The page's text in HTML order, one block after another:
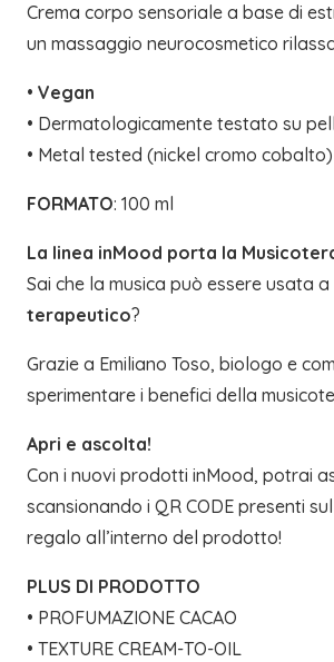
Crema corpo sensoriale a base di
un massaggio neurocosmetico
• Vegan
• Dermatologicamente testato su
• Metal tested (nickel cromo cobalto)
FORMATO: 100 ml
La linea inMood porta la
Sai che la musica può essere usata a
terapeutico?
Grazie a Emiliano Toso, biologo e
sperimentare i benefici della
Apri e ascolta!
Con i nuovi prodotti inMood, potrai
scansionando i QR CODE presenti
regalo all’interno del prodotto!
PLUS DI PRODOTTO
• PROFUMAZIONE CACAO
• TEXTURE CREAM-TO-OIL